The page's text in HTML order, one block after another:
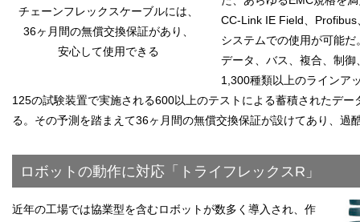
チェーンフレックスケーブルには、
36ヶ月間の無償交換保証があり、
安心して使用できる
CC-Link IE Field、
システムでの使用が可能だ
データ、バス、複合、制
1,300種類以上のラインア
125の試験装置で実施される600以上のテストによる蓄積されたデ
る。その予測を踏まえて36ヶ月間の無償交換保証が設けてあり、過
ロボットの動作に対応「トライフレックスR」
近年の工場では協業型を含むロボットが数多く導入され、作